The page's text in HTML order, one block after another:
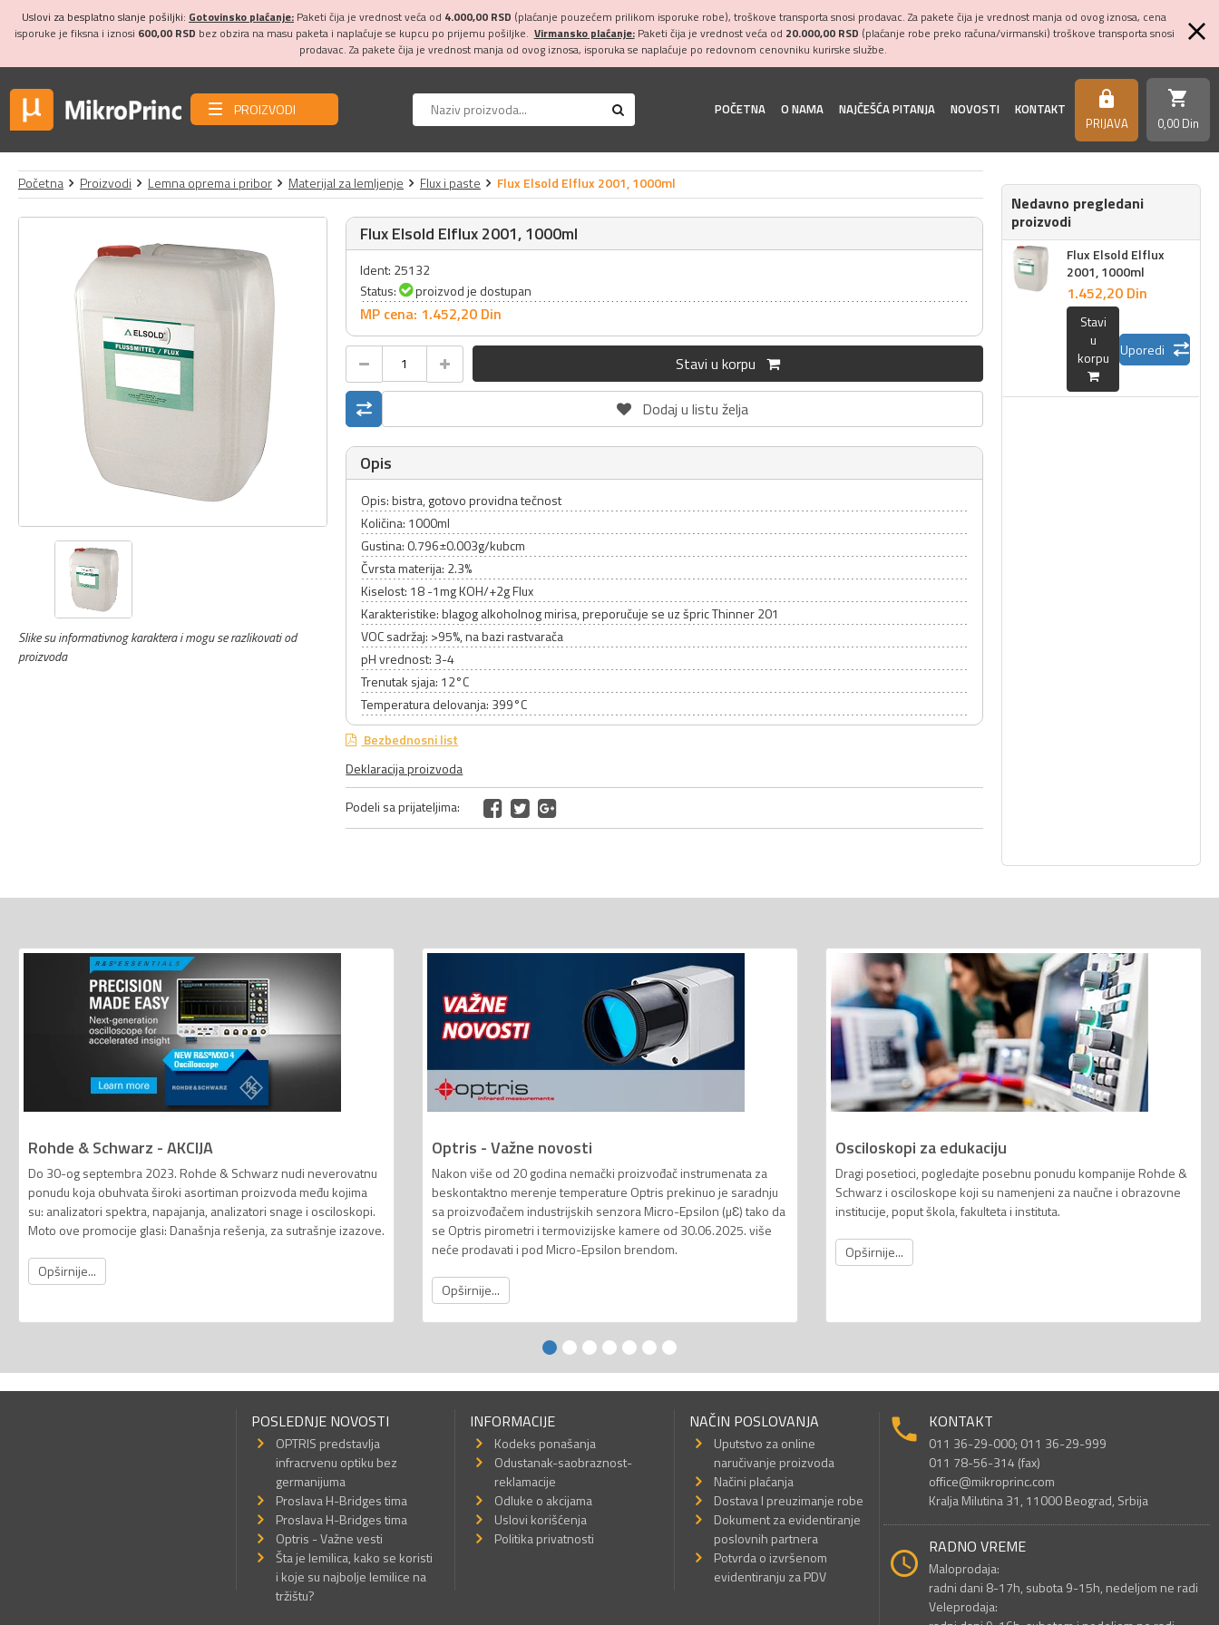
Uslovi za besplatno slanje pošiljki: Gotovinsko plaćanje: Paketi čija je vrednost veća od 4.000,00 RSD (plaćanje pouzećem prilikom isporuke robe), troškove transporta snosi prodavac. Za pakete čija je vrednost manja od ovog iznosa, cena
isporuke je fiksna i iznosi 600,00 RSD bez obzira na masu paketa i naplaćuje se kupcu po prijemu pošiljke. Virmansko plaćanje:Paketi čija je vrednost veća od 20.000,00 RSD (plaćanje robe preko računa/virmanski) troškove transporta snosi
prodavac. Za pakete čija je vrednost manja od ovog iznosa, isporuka se naplaćuje po redovnom cenovniku kurirske službe.
PROIZVODI POČETNA O NAMA NAJČEŠĆA PITANJA NOVOSTI KONTAKT https
PRIJAVA
shopping_cart
0,00 Din
Početna Proizvodi Lemna oprema i pribor Materijal za lemljenje Flux i paste Flux Elsold Elflux 2001, 1000ml
Slike su informativnog karaktera i mogu se razlikovati od
proizvoda
Flux Elsold Elflux 2001, 1000ml
Ident: 25132
Status:
proizvod je dostupan
MP cena: 1.452,20 Din
Stavi u korpu
Dodaj u listu želja
Opis
Opis: bistra, gotovo providna tečnost
Količina: 1000ml
Gustina: 0.796±0.003g/kubcm
Čvrsta materija: 2.3%
Kiselost: 18 -1mg KOH/+2g Flux
Karakteristike: blagog alkoholnog mirisa, preporučuje se uz špric Thinner 201
VOC sadržaj: >95%, na bazi rastvarača
pH vrednost: 3-4
Trenutak sjaja: 12°C
Temperatura delovanja: 399°C
Bezbednosni list
Deklaracija proizvoda
Podeli sa prijateljima:
Nedavno pregledani
proizvodi
Flux Elsold Elflux
2001, 1000ml
1.452,20 Din
Stavi
u
korpu
Uporedi
Rohde & Schwarz - AKCIJA
Do 30-og septembra 2023. Rohde & Schwarz nudi neverovatnu
ponudu koja obuhvata široki asortiman proizvoda među kojima
su: analizatori spektra, napajanja, analizatori snage i osciloskopi.
Moto ove promocije glasi: Današnja rešenja, za sutrašnje izazove.
Opširnije...
Optris - Važne novosti
Nakon više od 20 godina nemački proizvođač instrumenata za
beskontaktno merenje temperature Optris prekinuo je saradnju
sa proizvođačem industrijskih senzora Micro-Epsilon (µƐ) tako da
se Optris pirometri i termovizijske kamere od 30.06.2025. više
neće prodavati i pod Micro-Epsilon brendom.
Opširnije...
Osciloskopi za edukaciju
Dragi posetioci, pogledajte posebnu ponudu kompanije Rohde &
Schwarz i osciloskope koji su namenjeni za naučne i obrazovne
institucije, poput škola, fakulteta i instituta.
Opširnije...
POSLEDNJE NOVOSTI
OPTRIS predstavlja
infracrvenu optiku bez
germanijuma
Proslava H-Bridges tima
Proslava H-Bridges tima
Optris - Važne vesti
Šta je lemilica, kako se koristi
i koje su najbolje lemilice na
tržištu?
INFORMACIJE
Kodeks ponašanja
Odustanak-saobraznost-
reklamacije
Odluke o akcijama
Uslovi korišćenja
Politika privatnosti
NAČIN POSLOVANJA
Uputstvo za online
naručivanje proizvoda
Načini plaćanja
Dostava I preuzimanje robe
Dokument za evidentiranje
poslovnih partnera
Potvrda o izvršenom
evidentiranju za PDV
KONTAKT
011 36-29-000; 011 36-29-999
011 78-56-314 (fax)
office@mikroprinc.com
Kralja Milutina 31, 11000 Beograd, Srbija
RADNO VREME
Maloprodaja:
radni dani 8-17h, subota 9-15h, nedeljom ne radi
Veleprodaja: